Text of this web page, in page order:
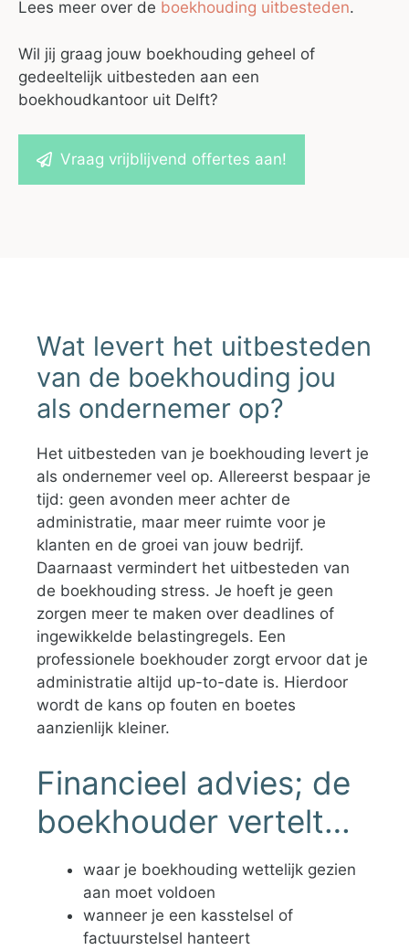
Lees meer over de boekhouding uitbesteden.
Wil jij graag jouw boekhouding geheel of
gedeeltelijk uitbesteden aan een
boekhoudkantoor uit Delft?
Vraag vrijblijvend offertes aan!
Wat levert het uitbesteden
van de boekhouding jou
als ondernemer op?
Het uitbesteden van je boekhouding levert je
als ondernemer veel op. Allereerst bespaar je
tijd: geen avonden meer achter de
administratie, maar meer ruimte voor je
klanten en de groei van jouw bedrijf.
Daarnaast vermindert het uitbesteden van
de boekhouding stress. Je hoeft je geen
zorgen meer te maken over deadlines of
ingewikkelde belastingregels. Een
professionele boekhouder zorgt ervoor dat je
administratie altijd up-to-date is. Hierdoor
wordt de kans op fouten en boetes
aanzienlijk kleiner.
Financieel advies; de
boekhouder vertelt…
waar je boekhouding wettelijk gezien
aan moet voldoen
wanneer je een kasstelsel of
factuurstelsel hanteert